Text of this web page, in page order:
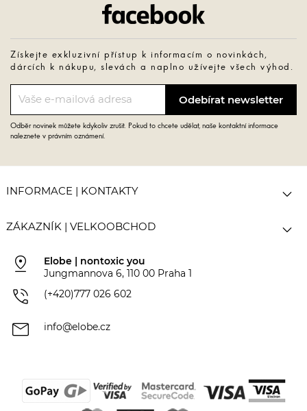
Získejte exkluzivní přístup k informacím o novinkách,
dárcích k nákupu, slevách a naplno užívejte všech výhod.
Odběr novinek můžete kdykoliv zrušit. Pokud to chcete udělat, naše kontaktní informace
naleznete v právním oznámení.
INFORMACE | KONTAKTY 
ZÁKAZNÍK | VELKOOBCHOD 
pin_drop
Elobe | nontoxic you
Jungmannova 6, 110 00 Praha 1
phone_in_talk (+420)777 026 602
mail info@elobe.cz